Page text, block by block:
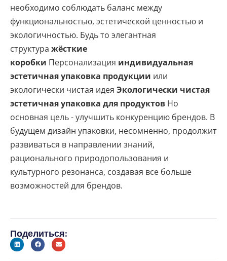
необходимо соблюдать баланс между
функциональностью, эстетической ценностью и
экологичностью. Будь то элегантная
структура жёсткие
коробки Персонализация индивидуальная
эстетичная упаковка продукции или
экологически чистая идея Экологически чистая
эстетичная упаковка для продуктов Но
основная цель - улучшить конкуренцию брендов. В
будущем дизайн упаковки, несомненно, продолжит
развиваться в направлении знаний,
рационального природопользования и
культурного резонанса, создавая все больше
возможностей для брендов.
Поделиться: